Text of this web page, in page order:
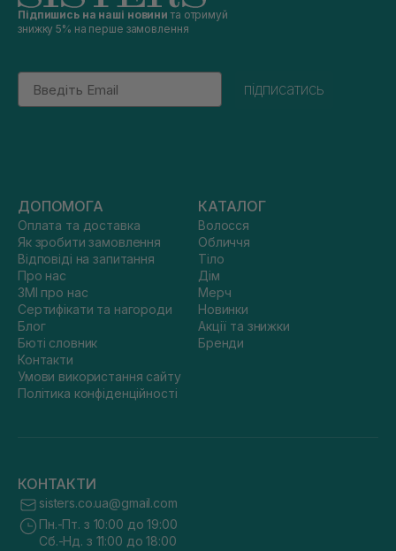
Підпишись на наші новини та отримуй
знижку 5% на перше замовлення
Email
підписатись
ДОПОМОГА
Оплата та доставка
Як зробити замовлення
Відповіді на запитання
Про нас
ЗМІ про нас
Сертифікати та нагороди
Блог
Бюті словник
Контакти
Умови використання сайту
Політика конфіденційності
КАТАЛОГ
Волосся
Обличчя
Тіло
Дім
Мерч
Новинки
Акції та знижки
Бренди
КОНТАКТИ
sisters.co.ua@gmail.com
Пн.-Пт. з 10:00 до 19:00
Сб.-Нд. з 11:00 до 18:00